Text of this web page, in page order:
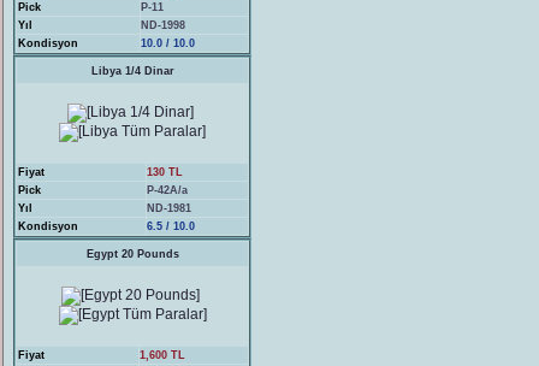
Pick
P-11
Yıl
ND-1998
Kondisyon
10.0 / 10.0
Libya 1/4 Dinar
Fiyat
130 TL
Pick
P-42A/a
Yıl
ND-1981
Kondisyon
6.5 / 10.0
Egypt 20 Pounds
Fiyat
1,600 TL